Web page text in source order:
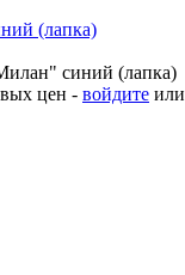
(лапка)
синий (лапка)
цен - войдите или